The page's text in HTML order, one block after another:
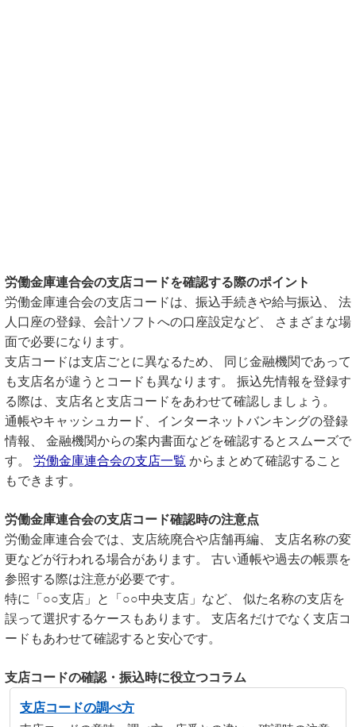
労働金庫連合会の支店コードを確認する際のポイント
労働金庫連合会の支店コードは、振込手続きや給与振込、 法
人口座の登録、会計ソフトへの口座設定など、 さまざまな場
面で必要になります。
支店コードは支店ごとに異なるため、 同じ金融機関であって
も支店名が違うとコードも異なります。 振込先情報を登録す
る際は、支店名と支店コードをあわせて確認しましょう。
通帳やキャッシュカード、インターネットバンキングの登録
情報、 金融機関からの案内書面などを確認するとスムーズで
す。 労働金庫連合会の支店一覧 からまとめて確認すること
もできます。
労働金庫連合会の支店コード確認時の注意点
労働金庫連合会では、支店統廃合や店舗再編、 支店名称の変
更などが行われる場合があります。 古い通帳や過去の帳票を
参照する際は注意が必要です。
特に「○○支店」と「○○中央支店」など、 似た名称の支店を
誤って選択するケースもあります。 支店名だけでなく支店コ
ードもあわせて確認すると安心です。
支店コードの確認・振込時に役立つコラム
支店コードの調べ方